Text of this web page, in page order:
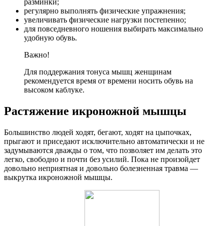
разминки;
регулярно выполнять физические упражнения;
увеличивать физические нагрузки постепенно;
для повседневного ношения выбирать максимально
удобную обувь.
Важно!
Для поддержания тонуса мышц женщинам
рекомендуется время от времени носить обувь на
высоком каблуке.
Растяжение икроножной мышцы
Большинство людей ходят, бегают, ходят на цыпочках,
прыгают и приседают исключительно автоматически и не
задумываются дважды о том, что позволяет им делать это
легко, свободно и почти без усилий. Пока не произойдет
довольно неприятная и довольно болезненная травма —
выкрутка икроножной мышцы.